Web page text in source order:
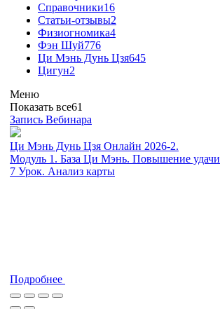
Справочники16
Статьи-отзывы2
Физиогномика4
Фэн Шуй776
Ци Мэнь Дунь Цзя645
Цигун2
Меню
Показать все61
Запись Вебинара
Ци Мэнь Дунь Цзя Онлайн 2026-2.
Модуль 1. База Ци Мэнь. Повышение удачи
7 Урок. Анализ карты
Подробнее